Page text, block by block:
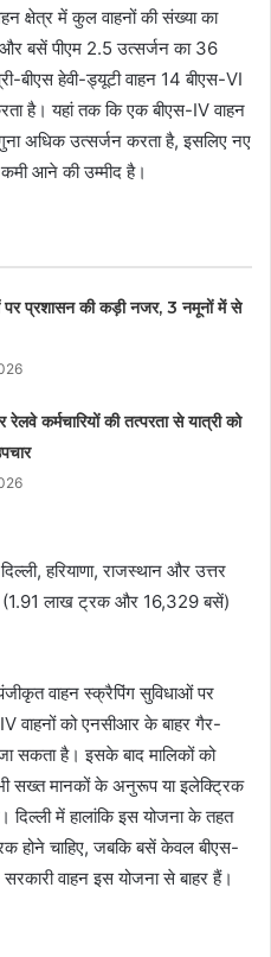
क्षेत्र में कुल वाहनों की संख्या का
बसें पीएम 2.5 उत्सर्जन का 36
बीएस हेवी-ड्यूटी वाहन 14 बीएस-VI
है। यहां तक ​​कि एक बीएस-IV वाहन
अधिक उत्सर्जन करता है, इसलिए नए
आने की उम्मीद है।
पर प्रशासन की कड़ी नजर, 3 नमूनों में से
कर्मचारियों की तत्परता से यात्री को
हरियाणा, राजस्थान और उत्तर
लाख ट्रक और 16,329 बसें)
वाहन स्क्रैपिंग सुविधाओं पर
वाहनों को एनसीआर के बाहर गैर-
सकता है। इसके बाद मालिकों को
सख्त मानकों के अनुरूप या इलेक्ट्रिक
दिल्ली में हालांकि इस योजना के तहत
होने चाहिए, जबकि बसें केवल बीएस-
वाहन इस योजना से बाहर हैं।